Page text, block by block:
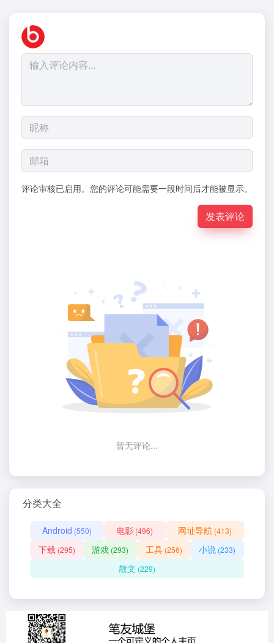
评论审核已启用。您的评论可能需要一段时间后才能被显示。
发表评论
暂无评论...
分类大全
Android (550) 电影 (496) 网址导航 (413)
下载 (295) 游戏 (293) 工具(256) 小说 (233)
散文 (229)